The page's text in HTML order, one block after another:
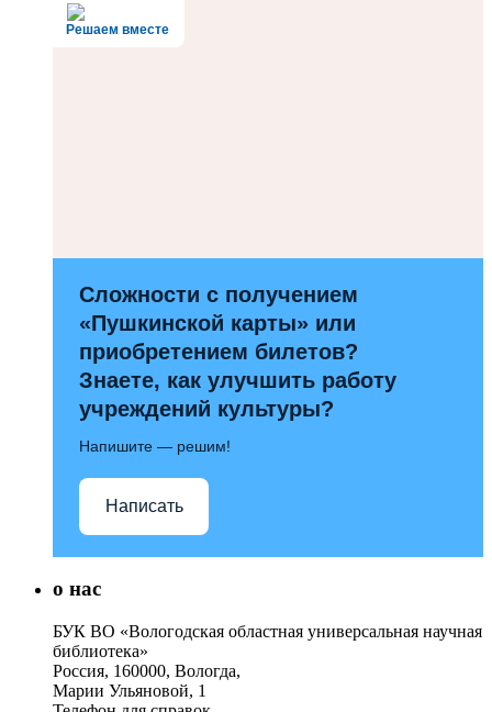
Решаем вместе
Сложности с получением
«Пушкинской карты» или
приобретением билетов?
Знаете, как улучшить работу
учреждений культуры?
Напишите — решим!
Написать
о нас
БУК ВО «Вологодская областная универсальная научная
библиотека»
Россия, 160000, Вологда,
Марии Ульяновой, 1